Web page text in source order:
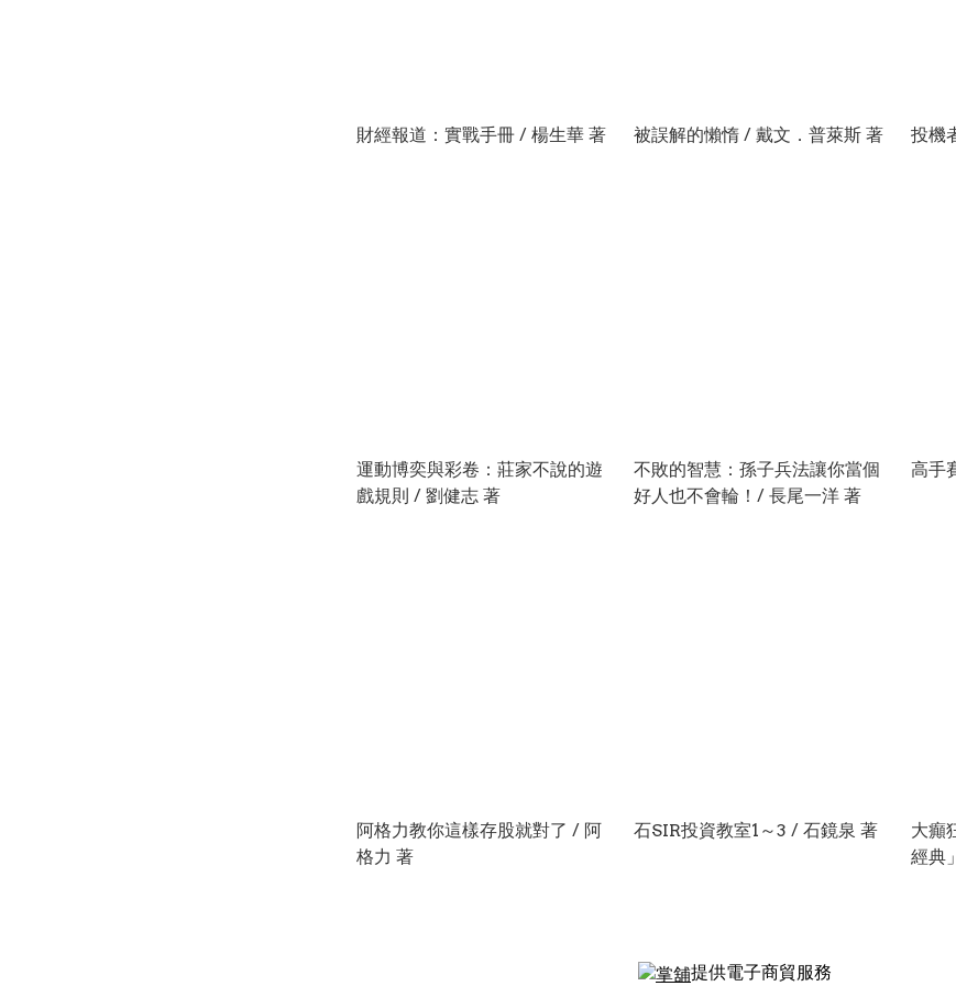
財經報道：實戰手冊 / 楊生華 著 被誤解的懶惰 / 戴文．普萊斯 著 投機
運動博奕與彩卷：莊家不說的遊
戲規則 / 劉健志 著
不敗的智慧：孫子兵法讓你當個
好人也不會輪！/ 長尾一洋 著
高手
阿格力教你這樣存股就對了 / 阿
格力 著
石SIR投資教室1～3 / 石鏡泉 著
大癲
經典
提供電子商貿服務